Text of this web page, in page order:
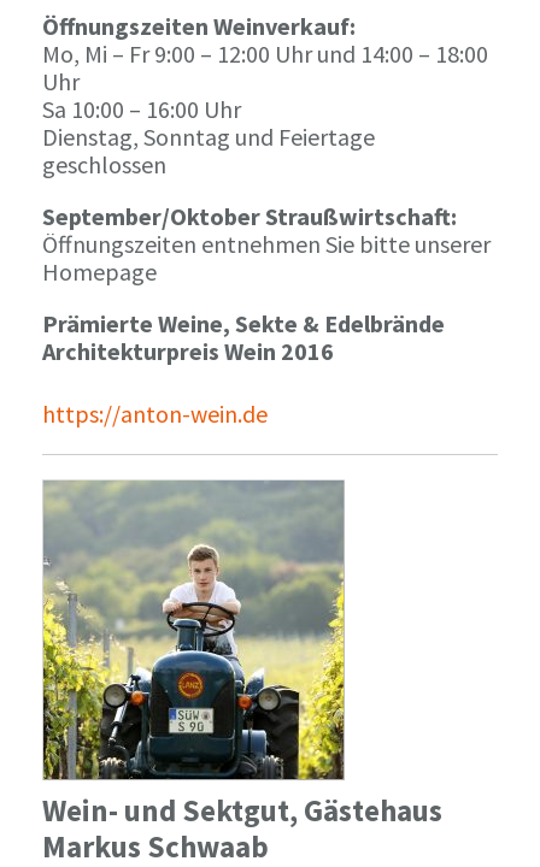
Öffnungszeiten Weinverkauf:
Mo, Mi – Fr 9:00 – 12:00 Uhr und 14:00 – 18:00
Uhr
Sa 10:00 – 16:00 Uhr
Dienstag, Sonntag und Feiertage
geschlossen
September/Oktober Straußwirtschaft:
Öffnungszeiten entnehmen Sie bitte unserer
Homepage
Prämierte Weine, Sekte & Edelbrände
Architekturpreis Wein 2016
https://anton-wein.de
Wein- und Sektgut, Gästehaus
Markus Schwaab